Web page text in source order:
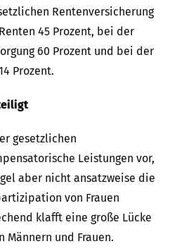
Rentenversicherung
45 Prozent, bei der
60 Prozent und bei der
Prozent.
gesetzlichen
Leistungen vor,
aber nicht ansatzweise die
von Frauen
klafft eine große Lücke
Männern und Frauen.